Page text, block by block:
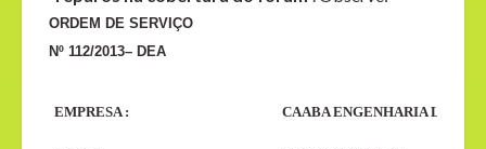
ORDEM DE SERVIÇO
Nº 112/2013– DEA
EMPRESA : CAABA ENGENHARIA LTDA